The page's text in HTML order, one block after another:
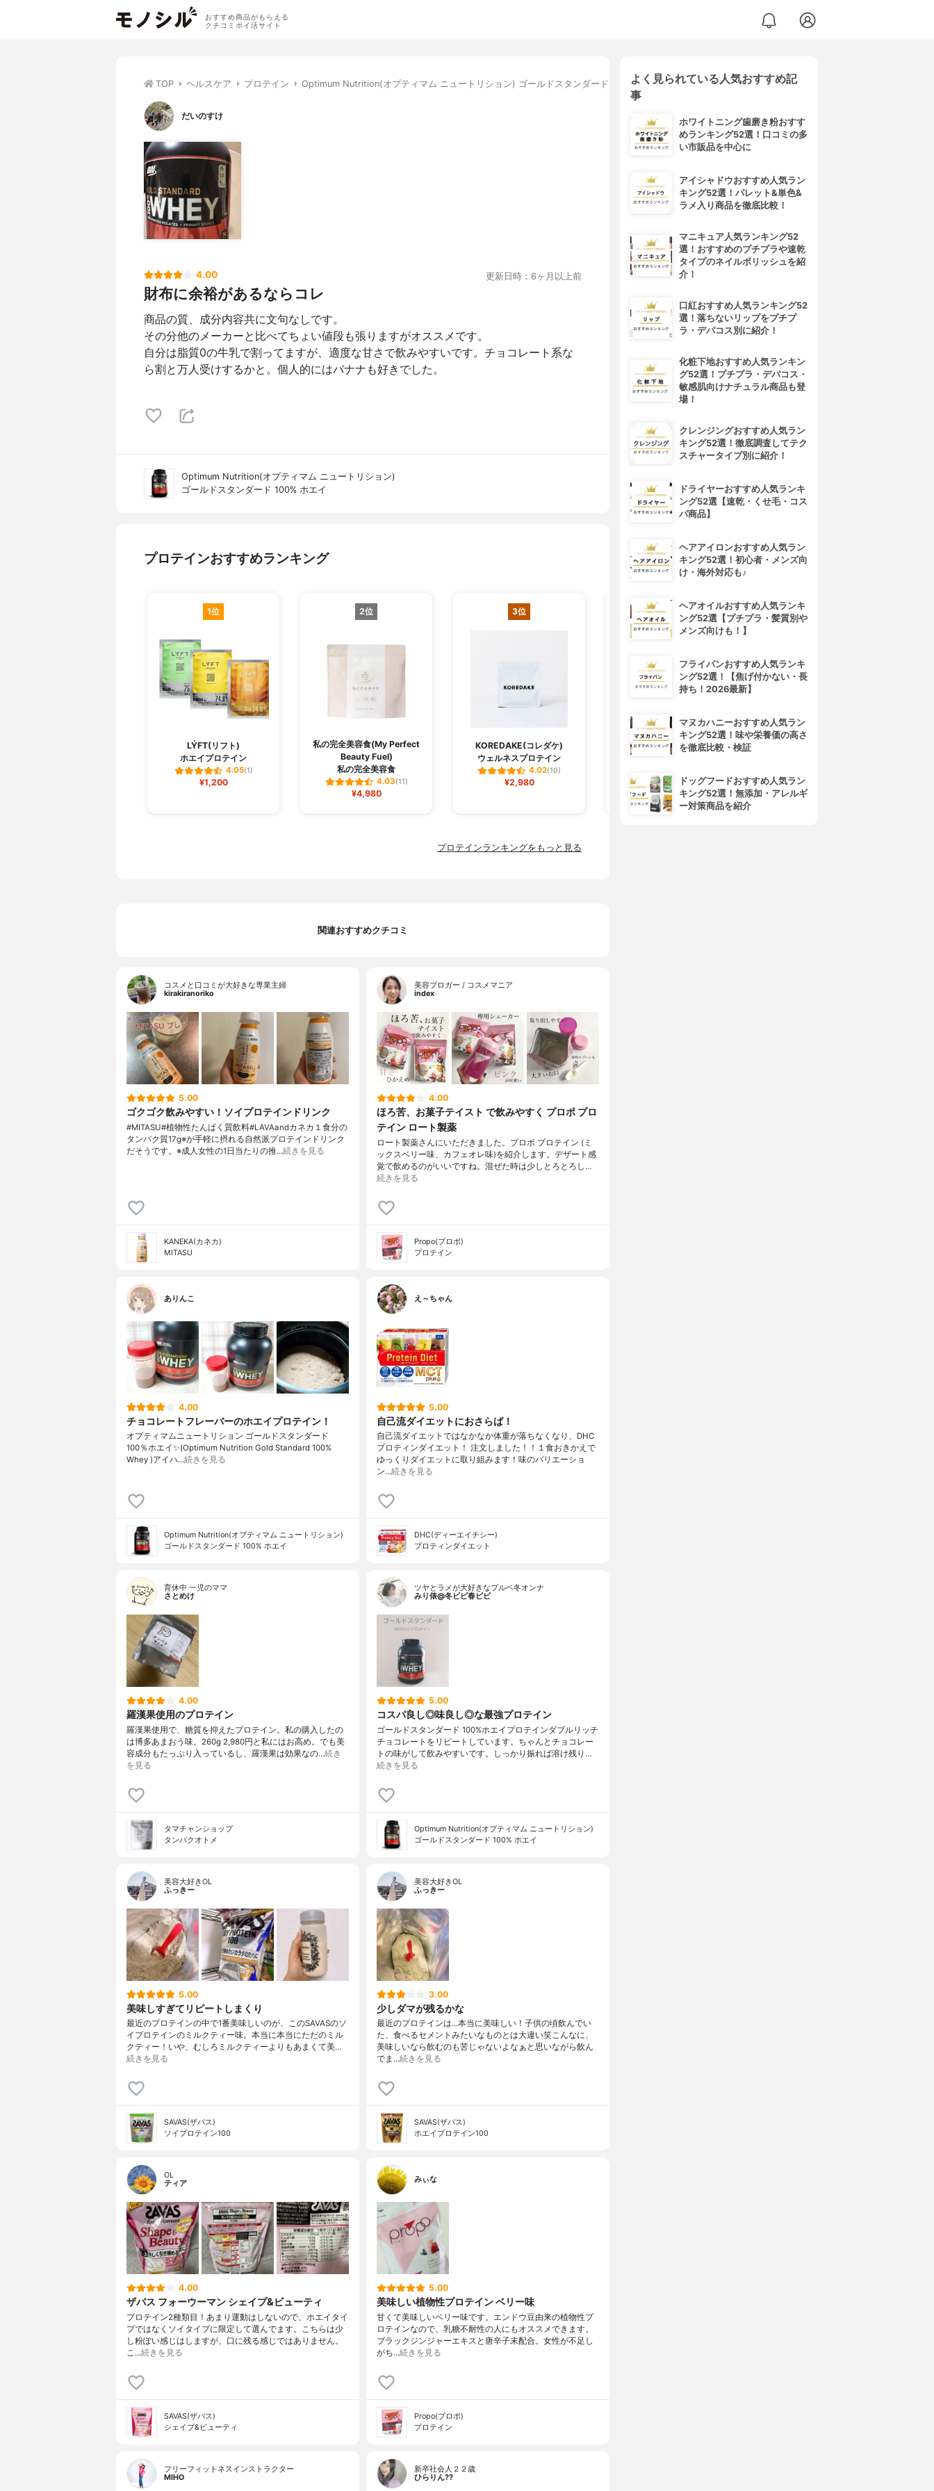
おすすめ商品がもらえる
クチコミポイ活サイト
TOP ヘルスケア プロテイン Optimum Nutrition(オプティマム ニュートリション) ゴールドスタンダード 100% ホエイ
だいのすけ
4.00 更新日時：6ヶ月以上前
財布に余裕があるならコレ
商品の質、成分内容共に文句なしです。
その分他のメーカーと比べてちょい値段も張りますがオススメです。
自分は脂質0の牛乳で割ってますが、適度な甘さで飲みやすいです。チョコレート系な
ら割と万人受けするかと。個人的にはバナナも好きでした。
Optimum Nutrition(オプティマム ニュートリション)
ゴールドスタンダード 100% ホエイ
プロテインおすすめランキング
1位
LÝFT(リフト)
ホエイプロテイン
4.05(1)
¥1,200
2位
私の完全美容食(My Perfect
Beauty Fuel)
私の完全美容食
4.03(11)
¥4,980
3位
KOREDAKE(コレダケ)
ウェルネスプロテイン
4.02(10)
¥2,980
4位
LÝFT(リフト)
ソイプラスプロテイン
¥4,980
プロテインランキングをもっと見る
関連おすすめクチコミ
コスメと口コミが大好きな専業主婦
kirakiranoriko
5.00
ゴクゴク飲みやすい！ソイプロテインドリンク
#MITASU#植物性たんぱく質飲料#LAVAandカネカ１食分の
タンパク質17g※が手軽に摂れる自然派プロテインドリンク
だそうです。※成人女性の1日当たりの推…続きを見る
KANEKA(カネカ)
MITASU
美容ブロガー / コスメマニア
index
4.00
ほろ苦、お菓子テイスト で飲みやすく プロポ プロ
テイン ロート製薬
ロート製薬さんにいただきました。プロポ プロテイン (ミ
ックスベリー味、カフェオレ味)を紹介します。デザート感
覚で飲めるのがいいですね。混ぜた時は少しとろとろし…
続きを見る
Propo(プロポ)
プロテイン
ありんこ
4.00
チョコレートフレーバーのホエイプロテイン！
オプティマムニュートリション ゴールドスタンダード
100％ホエイ✨(Optimum Nutrition Gold Standard 100%
Whey )アイハ…続きを見る
Optimum Nutrition(オプティマム ニュートリション)
ゴールドスタンダード 100% ホエイ
え～ちゃん
5.00
自己流ダイエットにおさらば！
自己流ダイエットではなかなか体重が落ちなくなり、DHC
プロティンダイエット！ 注文しました！！１食おきかえで
ゆっくりダイエットに取り組みます！味のバリエーショ
ン…続きを見る
DHC(ディーエイチシー)
プロティンダイエット
育休中 一児のママ
さとめけ
4.00
羅漢果使用のプロテイン
羅漢果使用で、糖質を抑えたプロテイン。私の購入したの
は博多あまおう味。260g 2,980円と私にはお高め。でも美
容成分もたっぷり入っているし、羅漢果は効果なの…続き
を見る
タマチャンショップ
タンパクオトメ
ツヤとラメが大好きなブルベ冬オンナ
みり俵@冬ビビ春ビビ
5.00
コスパ良し◎味良し◎な最強プロテイン
ゴールドスタンダード 100%ホエイプロテインダブルリッチ
チョコレートをリピートしています。ちゃんとチョコレー
トの味がして飲みやすいです。しっかり振れば溶け残り…
続きを見る
Optimum Nutrition(オプティマム ニュートリション)
ゴールドスタンダード 100% ホエイ
美容大好きOL
ふっきー
5.00
美味しすぎてリピートしまくり
最近のプロテインの中で1番美味しいのが、このSAVASのソ
イプロテインのミルクティー味。本当に本当にただのミル
クティー！いや、むしろミルクティーよりもあまくて美…
続きを見る
SAVAS(ザバス)
ソイプロテイン100
美容大好きOL
ふっきー
3.00
少しダマが残るかな
最近のプロテインは…本当に美味しい！子供の頃飲んでい
た、食べるセメントみたいなものとは大違い笑こんなに、
美味しいなら飲むのも苦じゃないよなぁと思いながら飲ん
でま…続きを見る
SAVAS(ザバス)
ホエイプロテイン100
OL
ティア
4.00
ザバス フォーウーマン シェイプ&ビューティ
プロテイン2種類目！あまり運動はしないので、ホエイタイ
プではなくソイタイプに限定して選んでます。こちらは少
し粉ぽい感じはしますが、口に残る感じではありません。
こ…続きを見る
SAVAS(ザバス)
シェイプ&ビューティ
みぃな
5.00
美味しい植物性プロテイン ベリー味
甘くて美味しいベリー味です。エンドウ豆由来の植物性プ
ロテインなので、乳糖不耐性の人にもオススメできます。
ブラックジンジャーエキスと唐辛子末配合。女性が不足し
がち…続きを見る
Propo(プロポ)
プロテイン
フリーフィットネスインストラクター
MIHO
新卒社会人２２歳
ひらりん??
よく見られている人気おすすめ記
事
ホワイトニング歯磨き粉おすす
めランキング52選！口コミの多
い市販品を中心に
アイシャドウおすすめ人気ラン
キング52選！パレット&単色&
ラメ入り商品を徹底比較！
マニキュア人気ランキング52
選！おすすめのプチプラや速乾
タイプのネイルポリッシュを紹
介！
口紅おすすめ人気ランキング52
選！落ちないリップをプチプ
ラ・デパコス別に紹介！
化粧下地おすすめ人気ランキン
グ52選！プチプラ・デパコス・
敏感肌向けナチュラル商品も登
場！
クレンジングおすすめ人気ラン
キング52選！徹底調査してテク
スチャータイプ別に紹介！
ドライヤーおすすめ人気ランキ
ング52選【速乾・くせ毛・コス
パ商品】
ヘアアイロンおすすめ人気ラン
キング52選！初心者・メンズ向
け・海外対応も♪
ヘアオイルおすすめ人気ランキ
ング52選【プチプラ・髪質別や
メンズ向けも！】
フライパンおすすめ人気ランキ
ング52選！【焦げ付かない・長
持ち！2026最新】
マヌカハニーおすすめ人気ラン
キング52選！味や栄養価の高さ
を徹底比較・検証
ドッグフードおすすめ人気ラン
キング52選！無添加・アレルギ
ー対策商品を紹介